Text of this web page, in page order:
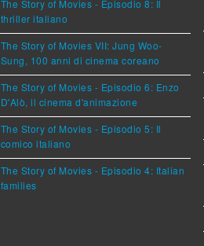
The Story of Movies - Episodio 8: Il
thriller italiano
The Story of Movies VII: Jung Woo-
Sung, 100 anni di cinema coreano
The Story of Movies - Episodio 6: Enzo
D'Alò, il cinema d'animazione
The Story of Movies - Episodio 5: Il
comico italiano
The Story of Movies - Episodio 4: Italian
families